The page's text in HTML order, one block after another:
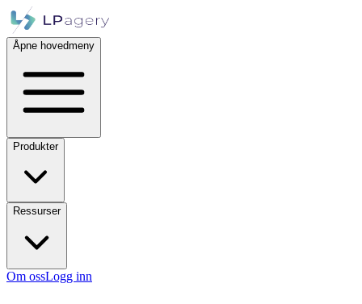
Åpne hovedmeny
Produkter
Ressurser
Om ossLogg inn